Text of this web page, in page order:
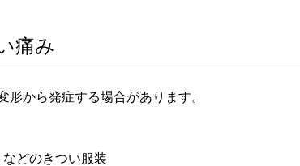
痛み
から発症する場合があります。
どのきつい服装